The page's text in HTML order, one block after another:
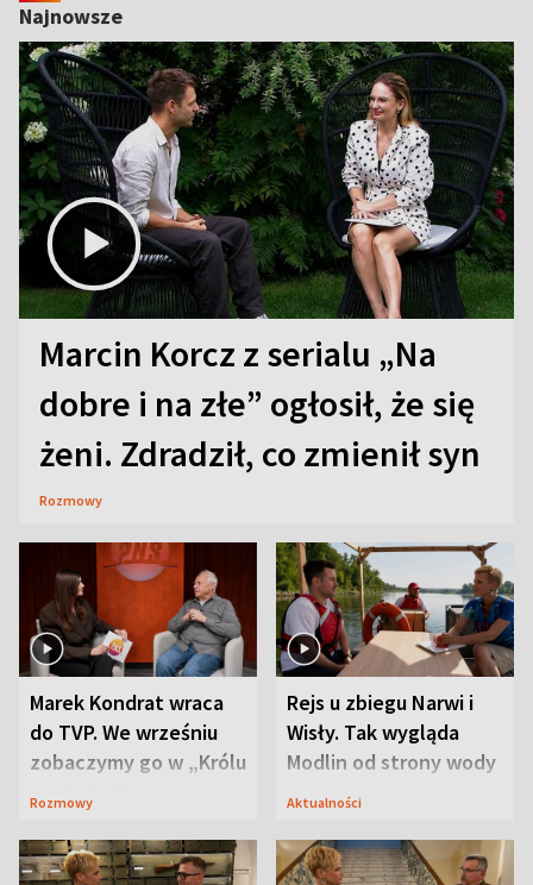
Najnowsze
Marcin Korcz z serialu „Na
dobre i na złe” ogłosił, że się
żeni. Zdradził, co zmienił syn
Rozmowy
Marek Kondrat wraca
do TVP. We wrześniu
zobaczymy go w „Królu
Maciusiu I”
Rozmowy
Rejs u zbiegu Narwi i
Wisły. Tak wygląda
Modlin od strony wody
Aktualności